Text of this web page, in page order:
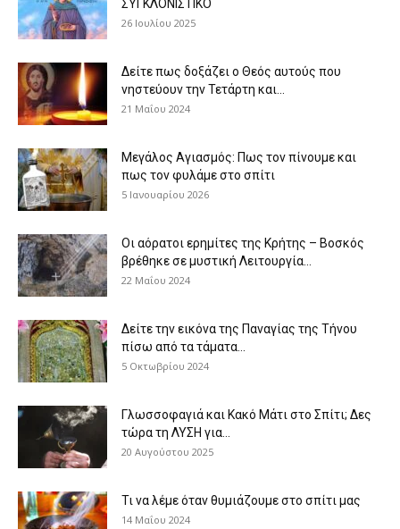
ΣΥΓΚΛΟΝΙΣΤΙΚΟ
26 Ιουλίου 2025
Δείτε πως δοξάζει ο Θεός αυτούς που
νηστεύουν την Τετάρτη και...
21 Μαΐου 2024
Μεγάλος Αγιασμός: Πως τον πίνουμε και
πως τον φυλάμε στο σπίτι
5 Ιανουαρίου 2026
Οι αόρατοι ερημίτες της Κρήτης – Βοσκός
βρέθηκε σε μυστική Λειτουργία...
22 Μαΐου 2024
Δείτε την εικόνα της Παναγίας της Τήνου
πίσω από τα τάματα...
5 Οκτωβρίου 2024
Γλωσσοφαγιά και Κακό Μάτι στο Σπίτι; Δες
τώρα τη ΛΥΣΗ για...
20 Αυγούστου 2025
Τι να λέμε όταν θυμιάζουμε στο σπίτι μας
14 Μαΐου 2024